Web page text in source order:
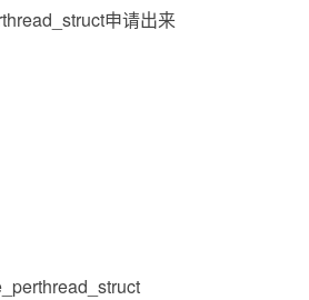
申请出来